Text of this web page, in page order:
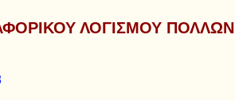
ΛΟΓΙΣΜΟΥ ΠΟΛΛΩΝ